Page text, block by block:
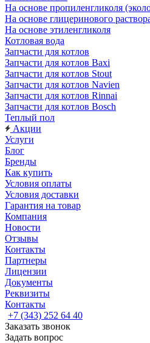
На основе пропиленгликоля
На основе глицеринового
На основе этиленгликоля
Котловая вода
Запчасти для котлов
Запчасти для котлов Baxi
Запчасти для котлов Stout
Запчасти для котлов Navien
Запчасти для котлов Rinnai
Запчасти для котлов Bosch
Теплый пол
Акции
Услуги
Блог
Бренды
Как купить
Условия оплаты
Условия доставки
Гарантия на товар
Компания
Новости
Отзывы
Контакты
Партнеры
Лицензии
Документы
Реквизиты
Контакты
+7 (343) 252 64 40
Заказать звонок
Задать вопрос